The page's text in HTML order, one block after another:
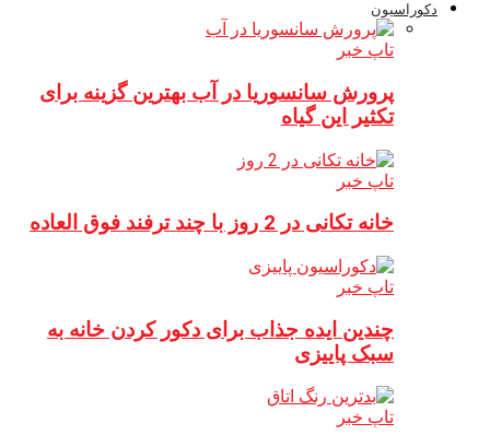
دکوراسیون
تاپ خبر
پرورش سانسوریا در آب بهترین گزینه برای
تکثیر این گیاه
تاپ خبر
خانه تکانی در 2 روز با چند ترفند فوق العاده
تاپ خبر
چندین ایده جذاب برای دکور کردن خانه به
سبک پاییزی
تاپ خبر